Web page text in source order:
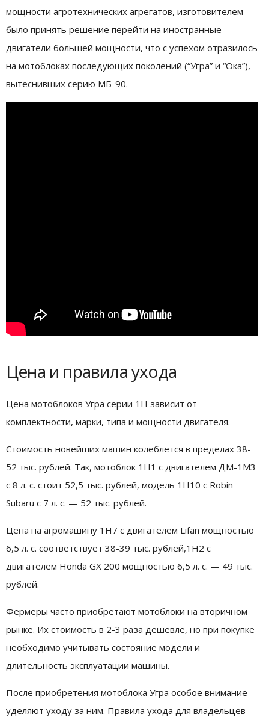
мощности агротехнических агрегатов, изготовителем
было принять решение перейти на иностранные
двигатели большей мощности, что с успехом отразилось
на мотоблоках последующих поколений (“Угра” и “Ока”),
вытеснивших серию МБ-90.
Цена и правила ухода
Цена мотоблоков Угра серии 1Н зависит от
комплектности, марки, типа и мощности двигателя.
Стоимость новейших машин колеблется в пределах 38-
52 тыс. рублей. Так, мотоблок 1Н1 с двигателем ДМ-1М3
с 8 л. с. стоит 52,5 тыс. рублей, модель 1Н10 с Robin
Subaru с 7 л. с. — 52 тыс. рублей.
Цена на агромашину 1Н7 с двигателем Lifan мощностью
6,5 л. с. соответствует 38-39 тыс. рублей,1Н2 с
двигателем Honda GX 200 мощностью 6,5 л. с. — 49 тыс.
рублей.
Фермеры часто приобретают мотоблоки на вторичном
рынке. Их стоимость в 2-3 раза дешевле, но при покупке
необходимо учитывать состояние модели и
длительность эксплуатации машины.
После приобретения мотоблока Угра особое внимание
уделяют уходу за ним. Правила ухода для владельцев